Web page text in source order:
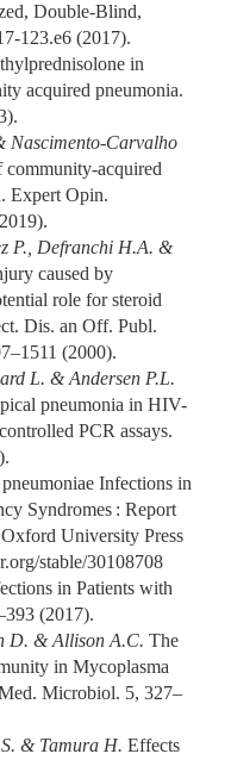
Double-Blind,
123.e6 (2017).
in
acquired pneumonia.
Nascimento-Carvalho
community-acquired
Expert Opin.
P., Defranchi H.A. &
caused by
role for steroid
Dis. an Off. Publ.
(2000).
L. & Andersen P.L.
pneumonia in HIV-
PCR assays.
Infections in
Syndromes : Report
University Press
stable/30108708
in Patients with
(2017).
D. & Allison A.C. The
in Mycoplasma
Microbiol. 5, 327–
& Tamura H. Effects